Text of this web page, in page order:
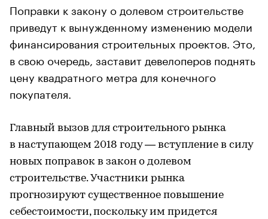
Поправки к закону о долевом строительстве
приведут к вынужденному изменению модели
финансирования строительных проектов. Это,
в свою очередь, заставит девелоперов поднять
цену квадратного метра для конечного
покупателя.
Главный вызов для строительного рынка
в наступающем 2018 году — вступление в силу
новых поправок в закон о долевом
строительстве. Участники рынка
прогнозируют существенное повышение
себестоимости, поскольку им придется